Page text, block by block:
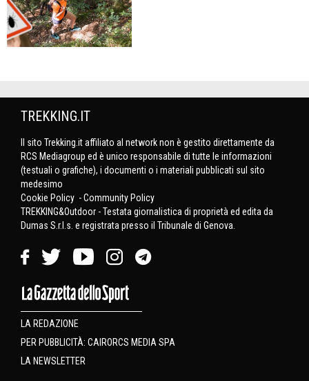
TREKKING.IT
Il sito Trekking.it affiliato al network non è gestito direttamente da
RCS Mediagroup ed è unico responsabile di tutte le informazioni
(testuali o grafiche), i documenti o i materiali pubblicati sul sito
medesimo
Cookie Policy -Community Policy
TREKKING&Outdoor - Testata giornalistica di proprietà ed edita da
Dumas S.r.l.s. e registrata presso il Tribunale di Genova.
LA REDAZIONE
PER PUBBLICITÀ: CAIRORCS MEDIA SPA
LA NEWSLETTER